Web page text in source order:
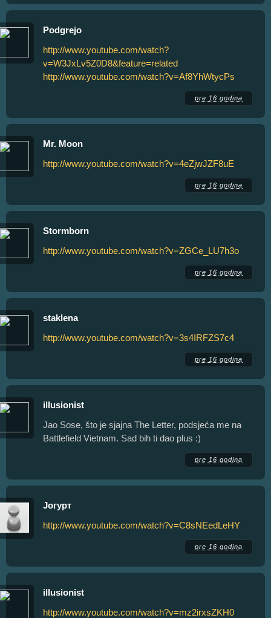
Podgrejo
http://www.youtube.com/watch?
v=W3JxLv5Z0D8&feature=related
http://www.youtube.com/watch?v=Af8YhWtycPs
pre 16 godina
Mr. Moon
http://www.youtube.com/watch?v=4eZjwJZF8uE
pre 16 godina
Stormborn
http://www.youtube.com/watch?v=ZGCe_LU7h3o
pre 16 godina
staklena
http://www.youtube.com/watch?v=3s4IRFZS7c4
pre 16 godina
illusionist
Jao Sose, što je sjajna The Letter, podsjeća me na
Battlefield Vietnam. Sad bih ti dao plus :)
pre 16 godina
Јогурт
http://www.youtube.com/watch?v=C8sNEedLeHY
pre 16 godina
illusionist
http://www.youtube.com/watch?v=mz2irxsZKH0